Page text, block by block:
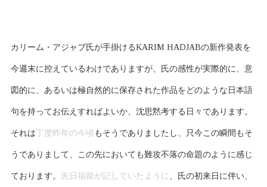
カリーム・アジャブ氏が手掛けるKARIM HADJABの新作発表を
今週末に控えているわけでありますが、氏の感性が実際的に、意
図的に、あるいは極自然的に保存された作品をどのような日本語
句を持ってお伝えすればよいか、沈思黙考する日々であります。
それは丁度昨年の今頃 もそうでありましたし、只今この瞬間もそ
うでありまして、この先においても難攻不落の命題のように感じ
ております。 先日福留が記していたように、氏の初来日に伴い、